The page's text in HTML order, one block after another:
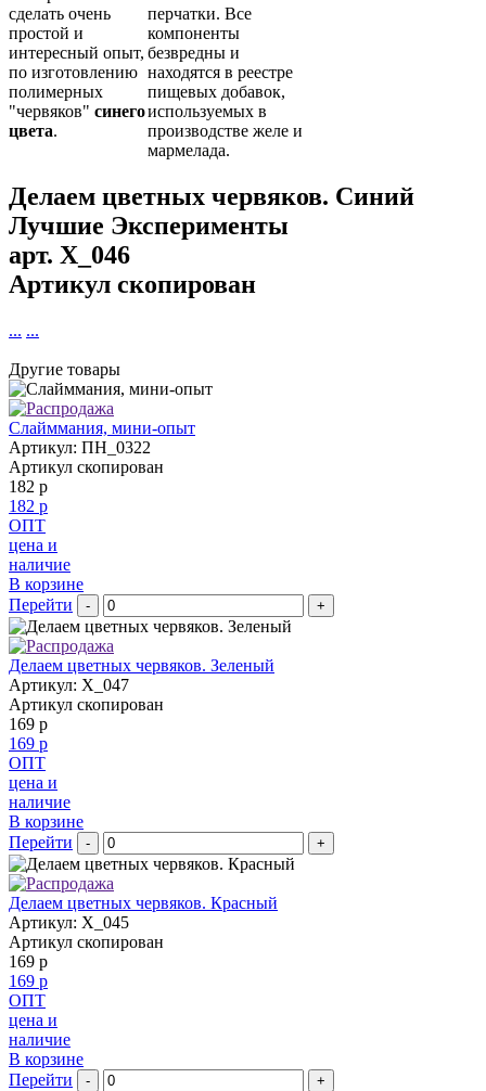
сделать очень
простой и
интересный опыт,
по изготовлению
полимерных
"червяков" синего
цвета.
перчатки. Все
компоненты
безвредны и
находятся в реестре
пищевых добавок,
используемых в
производстве желе и
мармелада.
Делаем цветных червяков. Синий
Лучшие Эксперименты
арт. X_046
Артикул скопирован
... ...
Другие товары
Слайммания, мини-опыт
Артикул: ПН_0322
Артикул скопирован
182 р
182 р
ОПТ
цена и
наличие
В корзине
Перейти
- +
Делаем цветных червяков. Зеленый
Артикул: X_047
Артикул скопирован
169 р
169 р
ОПТ
цена и
наличие
В корзине
Перейти
- +
Делаем цветных червяков. Красный
Артикул: X_045
Артикул скопирован
169 р
169 р
ОПТ
цена и
наличие
В корзине
Перейти
- +